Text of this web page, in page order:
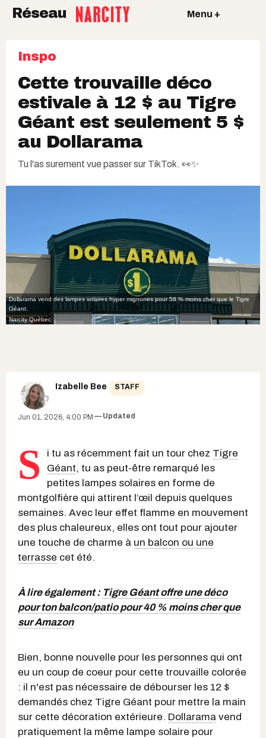
Réseau Menu +
Inspo
Cette trouvaille déco
estivale à 12 $ au Tigre
Géant est seulement 5 $
au Dollarama
Tu l'as surement vue passer sur TikTok. 👀✨
Dollarama vend des lampes solaires hyper mignones pour 58 % moins cher que le Tigre
Géant.
Narcity Québec
Izabelle Bee STAFF
Jun 01, 2026, 4:00 PM Updated
S i tu as récemment fait un tour chez Tigre
Géant, tu as peut-être remarqué les
petites lampes solaires en forme de
montgolfière qui attirent l’œil depuis quelques
semaines. Avec leur effet flamme en mouvement
des plus chaleureux, elles ont tout pour ajouter
une touche de charme à un balcon ou une
terrasse cet été.
À lire également : Tigre Géant offre une déco
pour ton balcon/patio pour 40 % moins cher que
sur Amazon
Bien, bonne nouvelle pour les personnes qui ont
eu un coup de coeur pour cette trouvaille colorée
: il n'est pas nécessaire de débourser les 12 $
demandés chez Tigre Géant pour mettre la main
sur cette décoration extérieure. Dollarama vend
pratiquement la même lampe solaire pour